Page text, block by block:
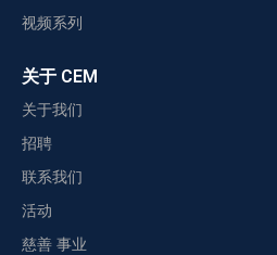
视频系列
关于 CEM
关于我们
招聘
联系我们
活动
慈善 事业